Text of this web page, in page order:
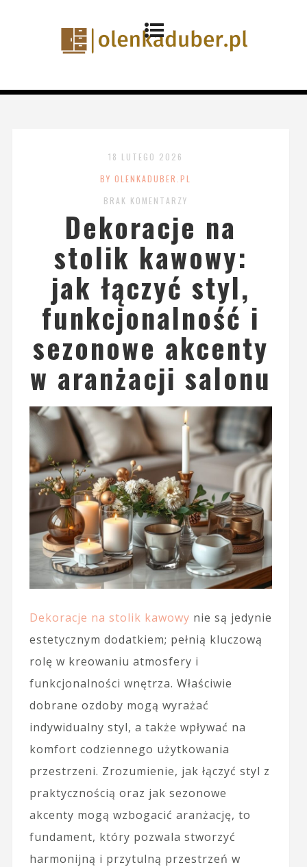
18 LUTEGO 2026
BY OLENKADUBER.PL
BRAK KOMENTARZY
Dekoracje na
stolik kawowy:
jak łączyć styl,
funkcjonalność i
sezonowe akcenty
w aranżacji salonu
Dekoracje na stolik kawowy nie są jedynie
estetycznym dodatkiem; pełnią kluczową
rolę w kreowaniu atmosfery i
funkcjonalności wnętrza. Właściwie
dobrane ozdoby mogą wyrażać
indywidualny styl, a także wpływać na
komfort codziennego użytkowania
przestrzeni. Zrozumienie, jak łączyć styl z
praktycznością oraz jak sezonowe
akcenty mogą wzbogacić aranżację, to
fundament, który pozwala stworzyć
harmonijną i przytulną przestrzeń w